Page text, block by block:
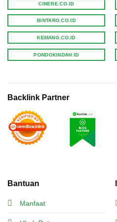
Bantuan
Manfaat
CINERE.CO.ID
BINTARO.CO.ID
KEMANG.CO.ID
PONDOKINDAH.ID
Backlink Partner